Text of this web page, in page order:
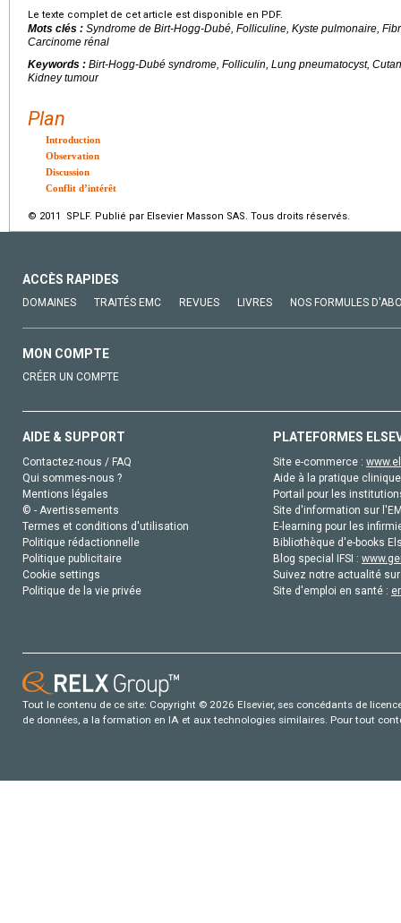
Le texte complet de cet article est disponible en PDF.
Mots clés : Syndrome de Birt-Hogg-Dubé, Folliculine, Kyste pulmonaire,
Carcinome rénal
Keywords : Birt-Hogg-Dubé syndrome, Folliculin, Lung pneumatocyst,
Kidney tumour
Plan
Introduction
Observation
Discussion
Conflit d’intérêt
© 2011 SPLF. Publié par Elsevier Masson SAS. Tous droits réservés.
ACCÈS RAPIDES
DOMAINES TRAITÉS EMC REVUES LIVRES NOS FORMULES
MON COMPTE
CRÉER UN COMPTE
AIDE & SUPPORT
Contactez-nous / FAQ
Qui sommes-nous ?
Mentions légales
© - Avertissements
Termes et conditions d'utilisation
Politique rédactionnelle
Politique publicitaire
Cookie settings
Politique de la vie privée
PLATEFORMES
Site e-commerce :
Aide à la pratique
Portail pour les
Site d'information sur
E-learning pour les
Bibliothèque d'e-books
Blog special IFSI :
Suivez notre actualité
Site d'emploi en santé :
Tout le contenu de ce site: Copyright © 2026 Elsevier, ses concédants de
de données, a la formation en IA et aux technologies similaires. Pour tout